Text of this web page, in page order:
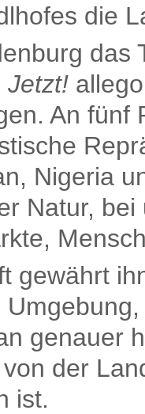
die
das
Jetzt!
An
Nigeria
Natur,
gewährt
genauer
der
ist.